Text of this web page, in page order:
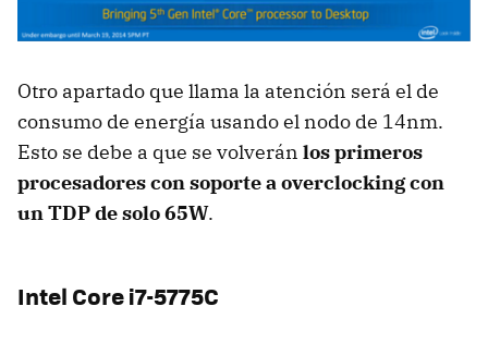
Otro apartado que llama la atención será el de
consumo de energía usando el nodo de 14nm.
Esto se debe a que se volverán los primeros
procesadores con soporte a overclocking con
un TDP de solo 65W.
Intel Core i7-5775C